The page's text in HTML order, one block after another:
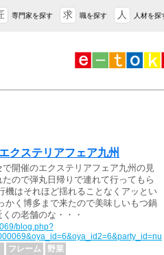
専門家を探す 求 職を探す 人 人材を探
クステリアフェア九州
開催のエクステリアフェア九州の見
ので弾丸日帰りで連れて行ってもら
機はそれほど揺れることなくアッとい
かく博多まで来たので美味しいもつ鍋
の老舗のな・・・
blog.php?
フレーム
野菜